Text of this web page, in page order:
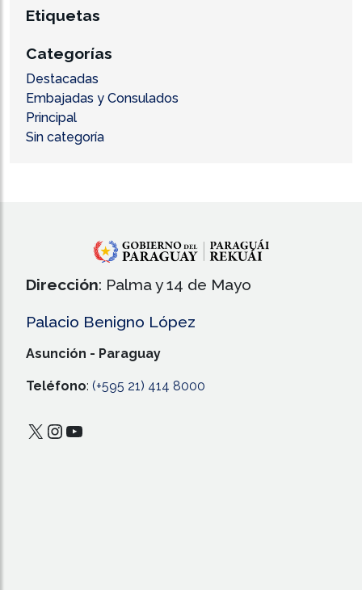
Etiquetas
Categorías
Destacadas
Embajadas y Consulados
Principal
Sin categoría
Dirección: Palma y 14 de Mayo
Palacio Benigno López
Asunción - Paraguay
Teléfono: (+595 21) 414 8000
X Instagram
YouTube